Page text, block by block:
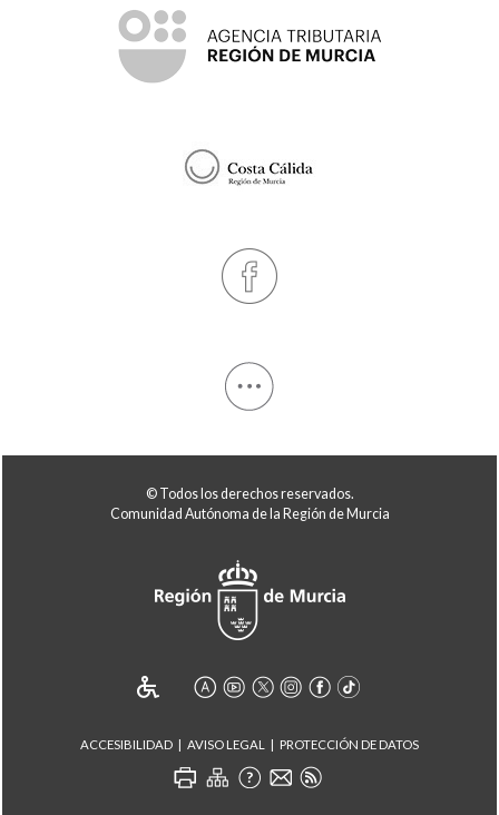
© Todos los derechos reservados.
Comunidad Autónoma de la Región de Murcia
ACCESIBILIDAD AVISO LEGAL PROTECCIÓN DE DATOS